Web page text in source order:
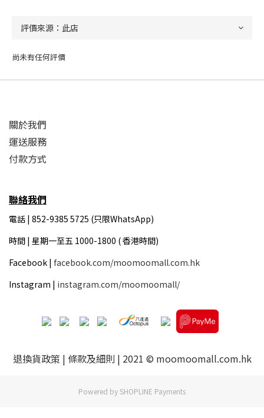
尚未有任何評價
關於我們
運送服務
付款方式
聯絡我們
電話 | 852-9385 5725 (只限WhatsApp)
時間 | 星期一至五 1000-1800 ( 香港時間)
Facebook | facebook.com/moomoomall.com.hk
Instagram | instagram.com/moomoomall/
退換貨政策 | 條款及細則 | 2021 © moomoomall.com.hk
Powered by SHOPLINE Payments